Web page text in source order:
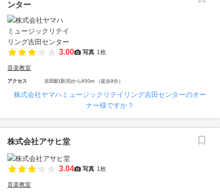
ンター
3.00 写真 1枚
音楽教室
アクセス 吉田駅(新潟)から650m （徒歩9分）
株式会社ヤマハミュージックリテイリング吉田センターのオー
ナー様ですか？
株式会社アサヒ堂
3.04 写真 1枚
音楽教室